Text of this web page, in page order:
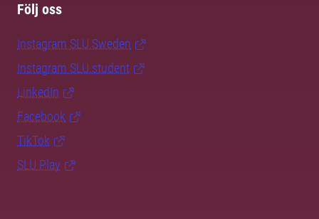
Följ oss
Instagram SLU.Sweden
Instagram SLU.student
LinkedIn
Facebook
TikTok
SLU Play